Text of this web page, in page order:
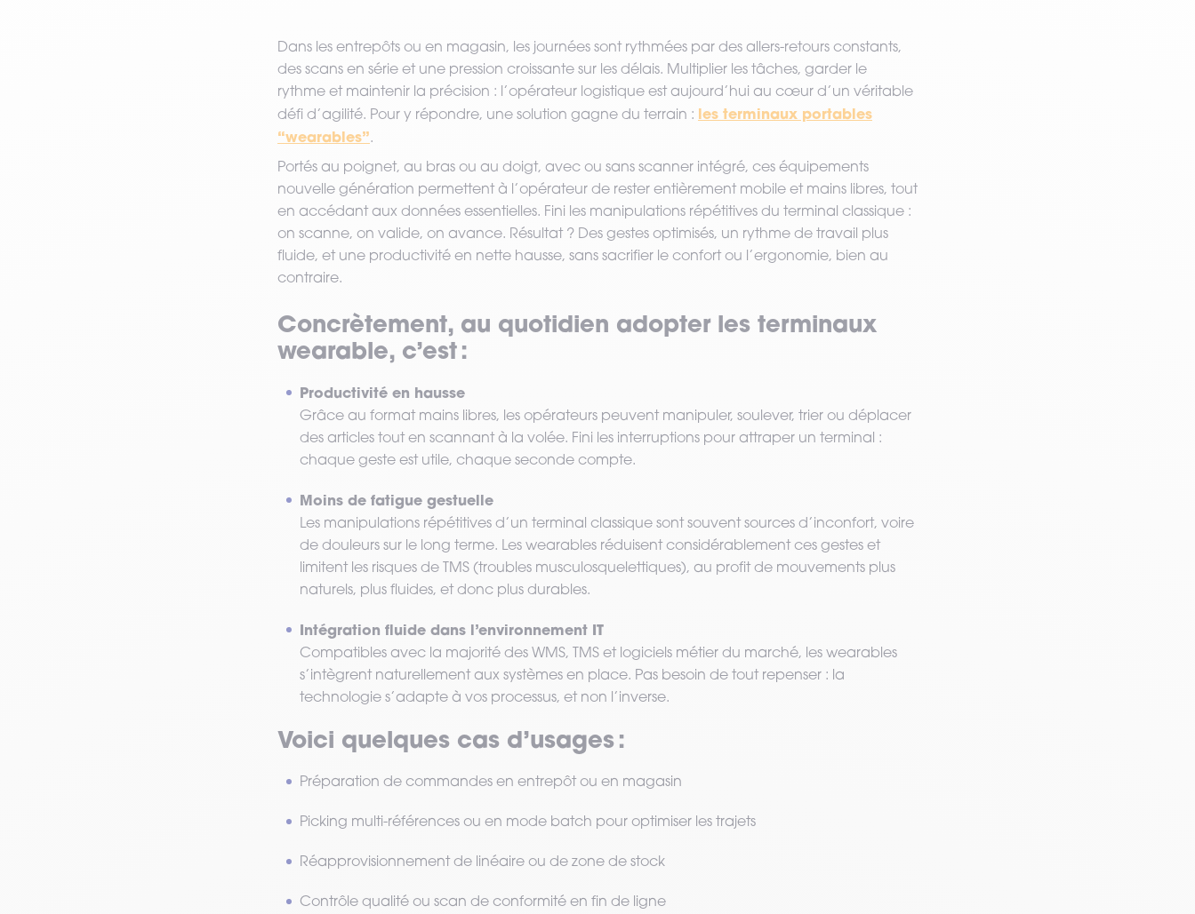
Dans les entrepôts ou en magasin, les journées sont rythmées par des allers-retours constants,
des scans en série et une pression croissante sur les délais. Multiplier les tâches, garder le
rythme et maintenir la précision : l’opérateur logistique est aujourd’hui au cœur d’un véritable
défi d’agilité. Pour y répondre, une solution gagne du terrain : les terminaux portables
“wearables”.
Portés au poignet, au bras ou au doigt, avec ou sans scanner intégré, ces équipements
nouvelle génération permettent à l’opérateur de rester entièrement mobile et mains libres, tout
en accédant aux données essentielles. Fini les manipulations répétitives du terminal classique :
on scanne, on valide, on avance. Résultat ? Des gestes optimisés, un rythme de travail plus
fluide, et une productivité en nette hausse, sans sacrifier le confort ou l’ergonomie, bien au
contraire.
Concrètement, au quotidien adopter les terminaux
wearable, c’est :
Productivité en hausse
Grâce au format mains libres, les opérateurs peuvent manipuler, soulever, trier ou déplacer
des articles tout en scannant à la volée. Fini les interruptions pour attraper un terminal :
chaque geste est utile, chaque seconde compte.
Moins de fatigue gestuelle
Les manipulations répétitives d’un terminal classique sont souvent sources d’inconfort, voire
de douleurs sur le long terme. Les wearables réduisent considérablement ces gestes et
limitent les risques de TMS (troubles musculosquelettiques), au profit de mouvements plus
naturels, plus fluides, et donc plus durables.
Intégration fluide dans l’environnement IT
Compatibles avec la majorité des WMS, TMS et logiciels métier du marché, les wearables
s’intègrent naturellement aux systèmes en place. Pas besoin de tout repenser : la
technologie s’adapte à vos processus, et non l’inverse.
Voici quelques cas d’usages :
Préparation de commandes en entrepôt ou en magasin
Picking multi-références ou en mode batch pour optimiser les trajets
Réapprovisionnement de linéaire ou de zone de stock
Contrôle qualité ou scan de conformité en fin de ligne